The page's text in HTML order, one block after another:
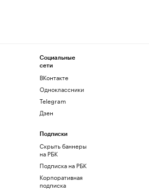
Социальные
сети
ВКонтакте
Одноклассники
Telegram
Дзен
Подписки
Скрыть баннеры
на РБК
Подписка на РБК
Корпоративная
подписка